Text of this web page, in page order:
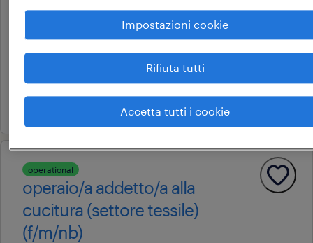
(m/f/nb)
matelica, marche
tempo determinato
3 agosto 2026
operational
operaio/a addetto/a alla
cucitura (settore tessile)
(f/m/nb)
Impostazioni cookie
Rifiuta tutti
Accetta tutti i cookie